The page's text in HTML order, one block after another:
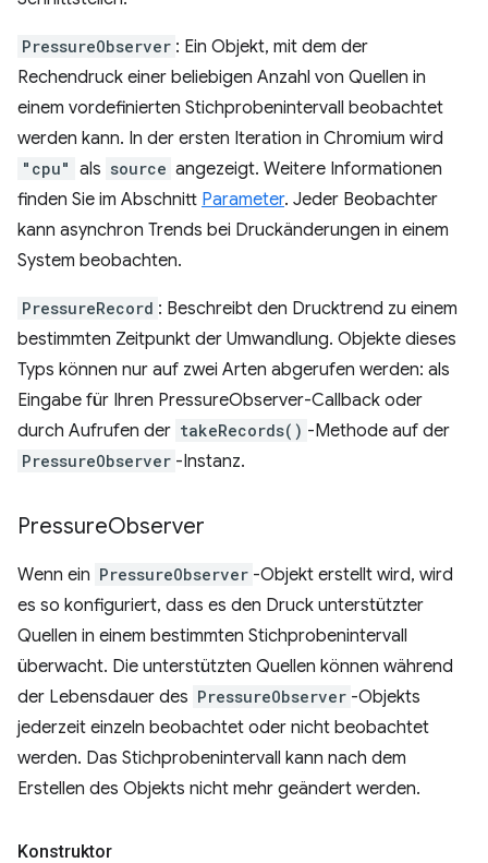
PressureObserver : Ein Objekt, mit dem der
Rechendruck einer beliebigen Anzahl von Quellen in
einem vordefinierten Stichprobenintervall beobachtet
werden kann. In der ersten Iteration in Chromium wird
"cpu" als source angezeigt. Weitere Informationen
finden Sie im Abschnitt Parameter. Jeder Beobachter
kann asynchron Trends bei Druckänderungen in einem
System beobachten.
PressureRecord : Beschreibt den Drucktrend zu einem
bestimmten Zeitpunkt der Umwandlung. Objekte dieses
Typs können nur auf zwei Arten abgerufen werden: als
Eingabe für Ihren PressureObserver-Callback oder
durch Aufrufen der takeRecords() -Methode auf der
PressureObserver -Instanz.
PressureObserver
Wenn ein PressureObserver -Objekt erstellt wird, wird
es so konfiguriert, dass es den Druck unterstützter
Quellen in einem bestimmten Stichprobenintervall
überwacht. Die unterstützten Quellen können während
der Lebensdauer des PressureObserver -Objekts
jederzeit einzeln beobachtet oder nicht beobachtet
werden. Das Stichprobenintervall kann nach dem
Erstellen des Objekts nicht mehr geändert werden.
Konstruktor